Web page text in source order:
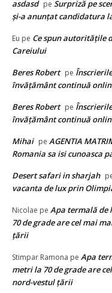
asdasd pe Surpriză pe
și-a anunțat candidatura
Eu pe Ce spun autorităţile
Careiului
Beres Robert pe
învățământ continuă
Beres Robert pe
învățământ continuă
Mihai pe AGENTIA
Romania sa isi cunoasca
Desert safari in sharjah
vacanta de lux prin
Nicolae pe Apa termală de
70 de grade are cel mai
țării
Stimpar Ramona pe Apa
metri la 70 de grade are
nord-vestul țării